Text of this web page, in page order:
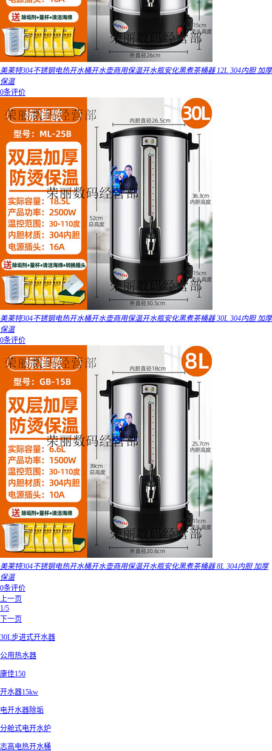
美莱特304不锈钢电热开水桶开水壶商用保温开水瓶安化黑煮茶桶器 12L 304内胆 加厚
保温
0条评价
美莱特304不锈钢电热开水桶开水壶商用保温开水瓶安化黑煮茶桶器 30L 304内胆 加厚
保温
0条评价
美莱特304不锈钢电热开水桶开水壶商用保温开水瓶安化黑煮茶桶器 8L 304内胆 加厚
保温
0条评价
上一页
1/5
下一页
30L步进式开水器
公用热水器
康佳150
开水器15kw
电开水器除垢
分舱式电开水炉
志高电热开水桶